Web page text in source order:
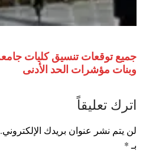
وبنات مؤشرات الحد الأدنى
اترك تعليقاً
لن يتم نشر عنوان بريدك الإلكتروني.
بـ*